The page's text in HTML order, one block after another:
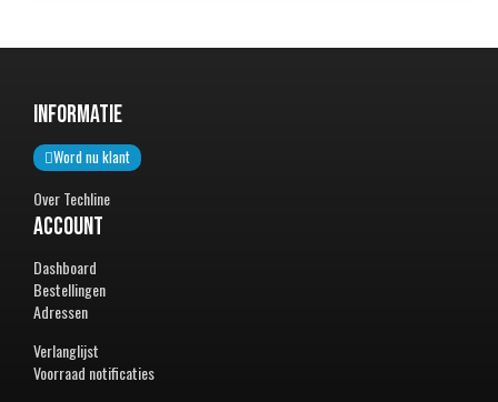
Informatie
Word nu klant
Over Techline
Account
Dashboard
Bestellingen
Adressen
Verlanglijst
Voorraad notificaties